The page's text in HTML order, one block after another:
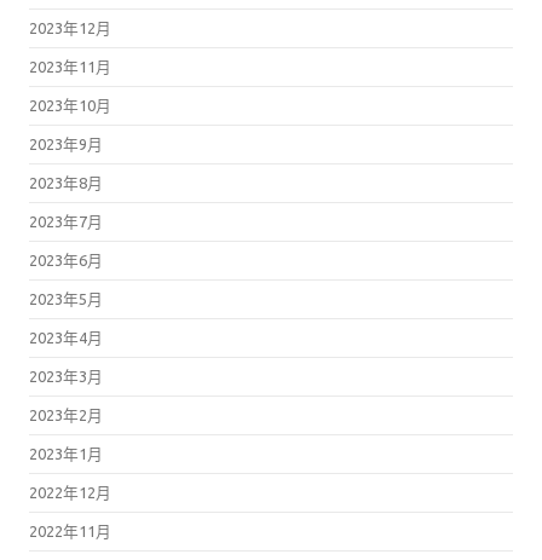
2023年12月
2023年11月
2023年10月
2023年9月
2023年8月
2023年7月
2023年6月
2023年5月
2023年4月
2023年3月
2023年2月
2023年1月
2022年12月
2022年11月